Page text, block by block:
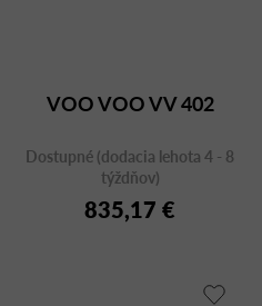
VOO VOO VV 402
Dostupné (dodacia lehota 4 - 8
týždňov)
835,17 €